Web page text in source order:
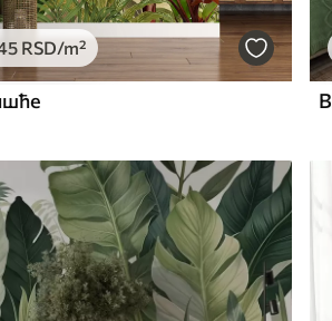
RSD/m²